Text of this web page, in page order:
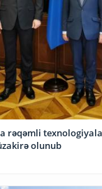
rəqəmli
olunub